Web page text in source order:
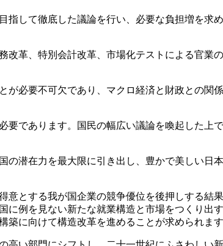
して徹底した議論を行い、必要な負担増を求
革、特別会計改革、市場化テストによる官業
必要不可欠であり、マクロ経済と財政との関係
であります。国民の幅広い議論を喚起した上
潜在力を最大限に引き出し、豊かで美しい日
とする我が国企業の競争優位を後押しする結
例を見ない新たな就業構造と市場をつくり出
に向けて構造改革を進めることが求められます